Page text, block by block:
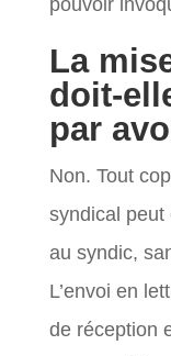
pouvoir
La
doit-
par
Non. Tout
syndical peut
au syndic,
L’envoi en
de réception